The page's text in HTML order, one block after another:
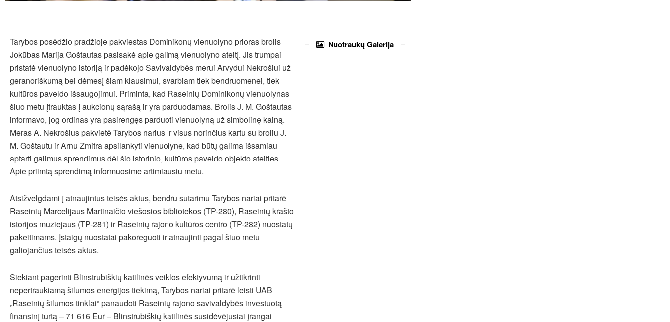
Tarybos posėdžio pradžioje pakviestas Dominikonų vienuolyno prioras brolis
Jokūbas Marija Goštautas pasisakė apie galimą vienuolyno ateitį. Jis trumpai
pristatė vienuolyno istoriją ir padėkojo Savivaldybės merui Arvydui Nekrošiui už
geranoriškumą bei dėmesį šiam klausimui, svarbiam tiek bendruomenei, tiek
kultūros paveldo išsaugojimui. Priminta, kad Raseinių Dominikonų vienuolynas
šiuo metu įtrauktas į aukcionų sąrašą ir yra parduodamas. Brolis J. M. Goštautas
informavo, jog ordinas yra pasirengęs parduoti vienuolyną už simbolinę kainą.
Meras A. Nekrošius pakvietė Tarybos narius ir visus norinčius kartu su broliu J.
M. Goštautu ir Arnu Zmitra apsilankyti vienuolyne, kad būtų galima išsamiau
aptarti galimus sprendimus dėl šio istorinio, kultūros paveldo objekto ateities.
Apie priimtą sprendimą informuosime artimiausiu metu.
Atsižvelgdami į atnaujintus teisės aktus, bendru sutarimu Tarybos nariai pritarė
Raseinių Marcelijaus Martinaičio viešosios bibliotekos (TP-280), Raseinių krašto
istorijos muziejaus (TP-281) ir Raseinių rajono kultūros centro (TP-282) nuostatų
pakeitimams. Įstaigų nuostatai pakoreguoti ir atnaujinti pagal šiuo metu
galiojančius teisės aktus.
Siekiant pagerinti Blinstrubiškių katilinės veiklos efektyvumą ir užtikrinti
nepertraukiamą šilumos energijos tiekimą, Tarybos nariai pritarė leisti UAB
„Raseinių šilumos tinklai“ panaudoti Raseinių rajono savivaldybės investuotą
finansinį turtą – 71 616 Eur – Blinstrubiškių katilinės susidėvėjusiai įrangai
NuotraukųGalerija